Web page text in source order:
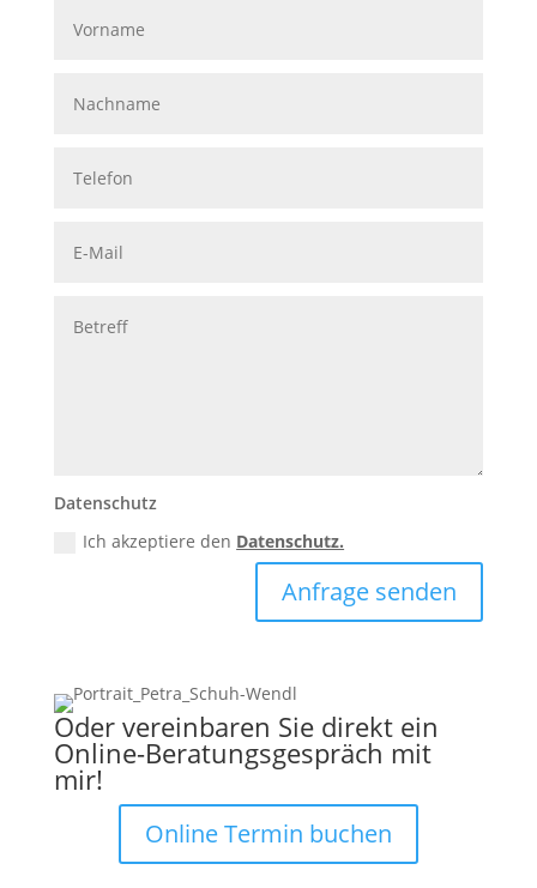
Datenschutz
Ich akzeptiere den Datenschutz.
Anfrage senden
Oder vereinbaren Sie direkt ein
Online-Beratungsgespräch mit
mir!
Online Termin buchen